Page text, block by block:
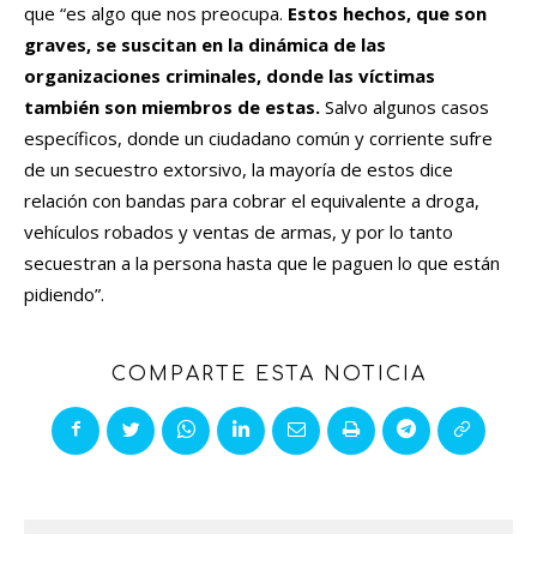
que “es algo que nos preocupa. Estos hechos, que son
graves, se suscitan en la dinámica de las
organizaciones criminales, donde las víctimas
también son miembros de estas. Salvo algunos casos
específicos, donde un ciudadano común y corriente sufre
de un secuestro extorsivo, la mayoría de estos dice
relación con bandas para cobrar el equivalente a droga,
vehículos robados y ventas de armas, y por lo tanto
secuestran a la persona hasta que le paguen lo que están
pidiendo”.
COMPARTE ESTA NOTICIA